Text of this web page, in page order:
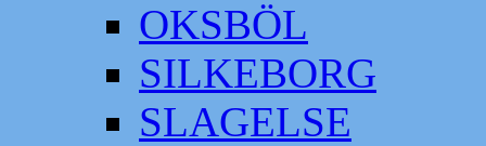
OKSBÖL
SILKEBORG
SLAGELSE